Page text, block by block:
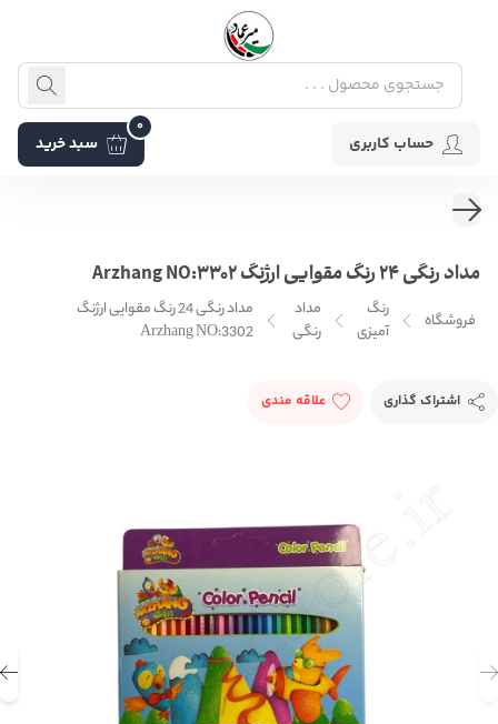
حساب کاربری سبد خرید
0
مداد رنگی 24 رنگ مقوایی ارژنگ Arzhang NO:3302
فروشگاه
رنگ
آمیزی
مداد
رنگی
مداد رنگی 24 رنگ مقوایی ارژنگ
Arzhang NO:3302
اشتراک گذاری علاقه مندی